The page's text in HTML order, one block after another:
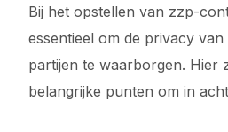
Bij het opstellen van zzp-
essentieel om de privacy
partijen te waarborgen. Hier
belangrijke punten om in